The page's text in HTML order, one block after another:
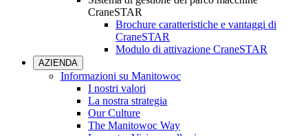
CraneSTAR
Brochure caratteristiche e vantaggi di
CraneSTAR
Modulo di attivazione CraneSTAR
AZIENDA
Informazioni su Manitowoc
I nostri valori
La nostra strategia
Our Culture
The Manitowoc Way